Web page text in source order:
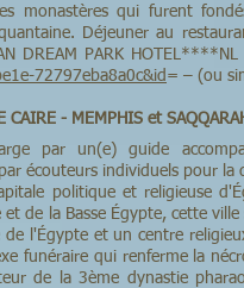
monastères qui furent
Déjeuner au
DREAM PARK HOTEL****NL
72797eba8a0c&id = – (ou
- MEMPHIS et
par un(e) guide
écouteurs individuels pour
politique et religieuse
de la Basse Égypte, cette
l'Égypte et un centre
funéraire qui renferme la
de la 3ème dynastie